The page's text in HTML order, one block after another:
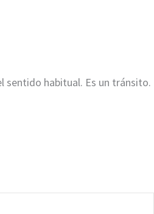
sentido habitual. Es un tránsito.